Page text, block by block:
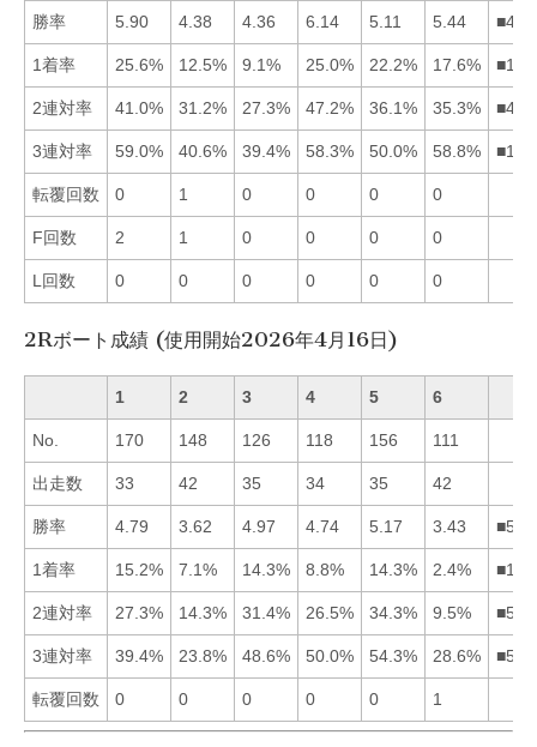
勝率 5.90 4.38 4.36 6.14 5.11 5.44
1着率 25.6% 12.5% 9.1% 25.0% 22.2% 17.6%
2連対率 41.0% 31.2% 27.3% 47.2% 36.1% 35.3%
3連対率 59.0% 40.6% 39.4% 58.3% 50.0% 58.8%
転覆回数 0 1 0 0 0 0
F回数 2 1 0 0 0 0
L回数 0 0 0 0 0 0
2Rボート成績 (使用開始2026年4月16日)
1 2 3 4 5 6
No. 170 148 126 118 156 111
出走数 33 42 35 34 35 42
勝率 4.79 3.62 4.97 4.74 5.17 3.43
1着率 15.2% 7.1% 14.3% 8.8% 14.3% 2.4%
2連対率 27.3% 14.3% 31.4% 26.5% 34.3% 9.5%
3連対率 39.4% 23.8% 48.6% 50.0% 54.3% 28.6%
転覆回数 0 0 0 0 0 1